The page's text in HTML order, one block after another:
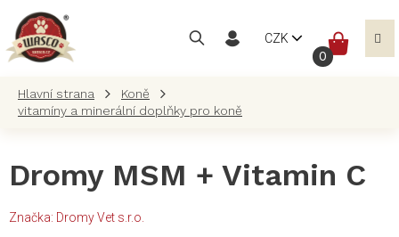
obsah
CZK
Koně
vitamíny a minerální doplňky pro koně
Dromy MSM + Vitamin C
Značka: Dromy Vet s.r.o.